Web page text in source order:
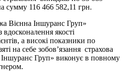
сумму 116 466 582,11 грн.
Вієнна Іншуранс Груп»
вдосконалення якості
а високі показники по
на себе зобов’язання страхова
Груп» виконує в повному